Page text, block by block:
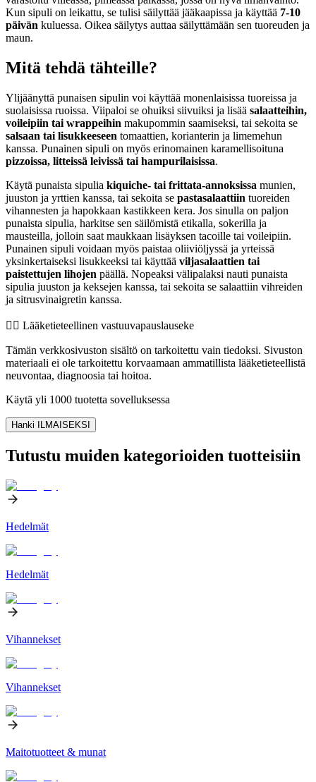
Kun sipuli on leikattu, se tulisi säilyttää jääkaapissa ja käyttää 7-10
päivän kuluessa. Oikea säilytys auttaa säilyttämään sen tuoreuden ja
maun.
Mitä tehdä tähteille?
Ylijäänyttä punaisen sipulin voi käyttää monenlaisissa tuoreissa ja
suolaisissa ruoissa. Viipaloi se ohuiksi siivuiksi ja lisää salaatteihin,
voileipiin tai wrappeihin makupommin saamiseksi, tai sekoita se
salsaan tai lisukkeeseen tomaattien, korianterin ja limemehun
kanssa. Punainen sipuli on myös erinomainen karamellisoituna
pizzoissa, litteissä leivissä tai hampurilaisissa.
Käytä punaista sipulia kiquiche- tai frittata-annoksissa munien,
juuston ja yrttien kanssa, tai sekoita se pastasalaattiin tuoreiden
vihannesten ja hapokkaan kastikkeen kera. Jos sinulla on paljon
punaista sipulia, harkitse sen säilömistä etikalla, sokerilla ja
mausteilla, jolloin saat maukkaan lisäyksen tacoille tai voileipiin.
Punainen sipuli voidaan myös paistaa oliiviöljyssä ja yrteissä
yksinkertaiseksi lisukkeeksi tai käyttää viljasalaattien tai
paistettujen lihojen päällä. Nopeaksi välipalaksi nauti punaista
sipulia juuston ja keksejen kanssa, tai sekoita se salaattiin vihreiden
ja sitrusvinaigretin kanssa.
👨‍⚕️️ Lääketieteellinen vastuuvapauslauseke
Tämän verkkosivuston sisältö on tarkoitettu vain tiedoksi. Sivuston
materiaali ei ole tarkoitettu korvaamaan ammatillista lääketieteellistä
neuvontaa, diagnoosia tai hoitoa.
Käytä yli 1000 tuotetta sovelluksessa
Hanki ILMAISEKSI
Tutustu muiden kategorioiden tuotteisiin
Hedelmät
Hedelmät
Vihannekset
Vihannekset
Maitotuotteet & munat